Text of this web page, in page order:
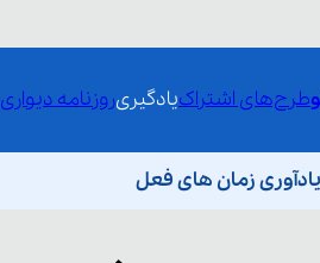
طرح‌های اشتراکیادگیریروزنامه دیواری
زمان های فعل